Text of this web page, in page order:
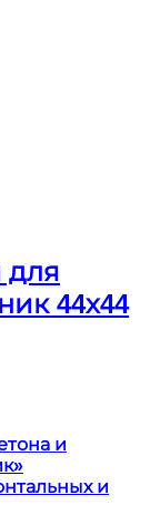
для
44х44
и
и